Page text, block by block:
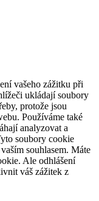
vašeho zážitku při
ukládají soubory
protože jsou
Používáme také
analyzovat a
soubory cookie
souhlasem. Máte
Ale odhlášení
váš zážitek z